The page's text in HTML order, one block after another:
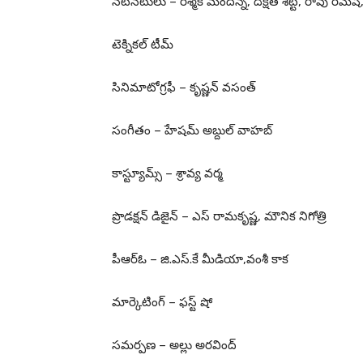
టెక్నికల్ టీమ్
సినిమాటోగ్రఫీ – కృష్ణన్ వసంత్
సంగీతం – హేషమ్ అబ్దుల్ వాహబ్
కాస్ట్యూమ్స్ – శ్రావ్య వర్మ
ప్రొడక్షన్ డిజైన్ – ఎస్ రామకృష్ణ, మౌనిక నిగోత్రి
పీఆర్ఓ – జి.ఎస్.కే మీడియా,వంశీ కాక
మార్కెటింగ్ – ఫస్ట్ షో
సమర్పణ – అల్లు అరవింద్